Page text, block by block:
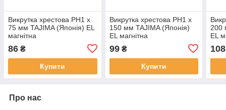
Викрутка хрестова PH1 х
75 мм TAJIMA (Японія) EL
магнітна
86 ₴
Купити
Викрутка хрестова PH1 х
150 мм TAJIMA (Японія)
EL магнітна
99₴
Купити
200
EL
108
Про нас